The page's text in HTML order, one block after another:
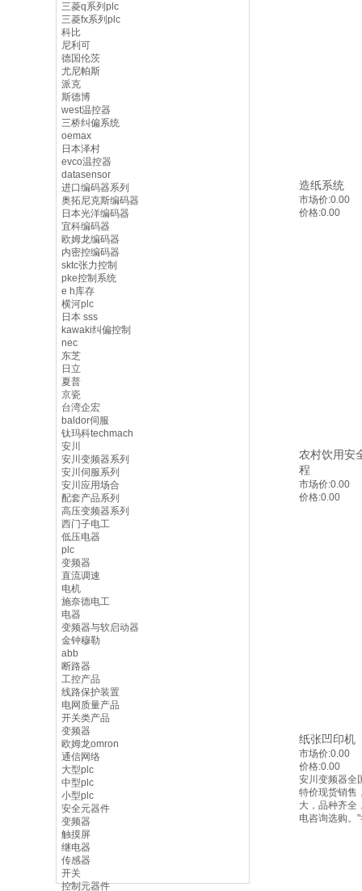
造纸系统
市场价:0.00
价格:0.00
农村饮用安
程
市场价:0.00
价格:0.00
纸张凹印机
市场价:0.00
价格:0.00
安川变频器全
特价现货销售
大，品种齐全
电咨询选购。
三菱q系列plc
三菱fx系列plc
科比
尼利可
德国伦茨
尤尼帕斯
派克
斯德博
west温控器
三桥纠偏系统
oemax
日本泽村
evco温控器
datasensor
进口编码器系列
奥拓尼克斯编码器
日本光洋编码器
宜科编码器
欧姆龙编码器
内密控编码器
sktc张力控制
pke控制系统
e h库存
横河plc
日本 sss
kawaki纠偏控制
nec
东芝
日立
夏普
京瓷
台湾企宏
baldor伺服
钛玛科techmach
安川
安川变频器系列
安川伺服系列
安川应用场合
配套产品系列
高压变频器系列
西门子电工
低压电器
plc
变频器
直流调速
电机
施奈德电工
电器
变频器与软启动器
金钟穆勒
abb
断路器
工控产品
线路保护装置
电网质量产品
开关类产品
变频器
欧姆龙omron
通信网络
大型plc
中型plc
小型plc
安全元器件
变频器
触摸屏
继电器
传感器
开关
控制元器件